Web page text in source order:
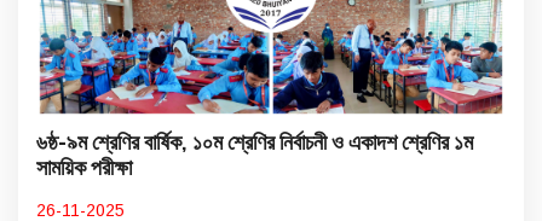
৬ষ্ঠ-৯ম শ্রেণির বার্ষিক, ১০ম শ্রেণির নির্বাচনী ও একাদশ শ্রেণির ১ম
সাময়িক পরীক্ষা
26-11-2025